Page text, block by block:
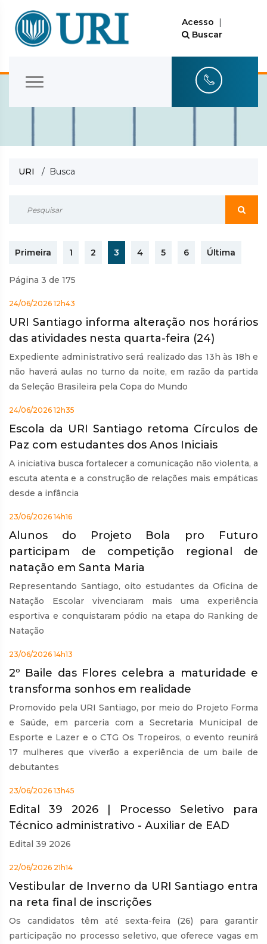
Acesso |
Buscar
URI / Busca
Primeira 1 2 3 4 5 6 Última
Página 3 de 175
24/06/2026 12h43
URI Santiago informa alteração nos horários
das atividades nesta quarta-feira (24)
Expediente administrativo será realizado das 13h às 18h e
não haverá aulas no turno da noite, em razão da partida
da Seleção Brasileira pela Copa do Mundo
24/06/2026 12h35
Escola da URI Santiago retoma Círculos de
Paz com estudantes dos Anos Iniciais
A iniciativa busca fortalecer a comunicação não violenta, a
escuta atenta e a construção de relações mais empáticas
desde a infância
23/06/2026 14h16
Alunos do Projeto Bola pro Futuro
participam de competição regional de
natação em Santa Maria
Representando Santiago, oito estudantes da Oficina de
Natação Escolar vivenciaram mais uma experiência
esportiva e conquistaram pódio na etapa do Ranking de
Natação
23/06/2026 14h13
2º Baile das Flores celebra a maturidade e
transforma sonhos em realidade
Promovido pela URI Santiago, por meio do Projeto Forma
e Saúde, em parceria com a Secretaria Municipal de
Esporte e Lazer e o CTG Os Tropeiros, o evento reunirá
17 mulheres que viverão a experiência de um baile de
debutantes
23/06/2026 13h45
Edital 39 2026 | Processo Seletivo para
Técnico administrativo - Auxiliar de EAD
Edital 39 2026
22/06/2026 21h14
Vestibular de Inverno da URI Santiago entra
na reta final de inscrições
Os candidatos têm até sexta-feira (26) para garantir
participação no processo seletivo, que oferece vagas em